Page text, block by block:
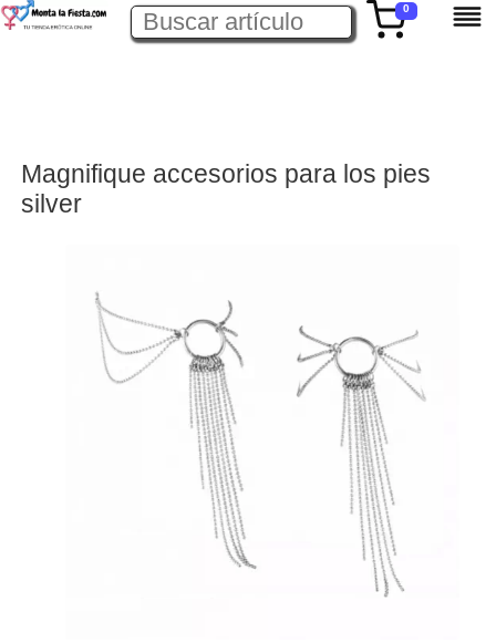
0
Magnifique accesorios para los pies
silver